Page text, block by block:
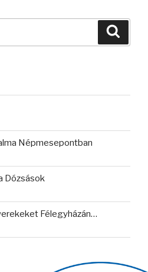
Népmesepontban
Dózsások
Félegyházán…